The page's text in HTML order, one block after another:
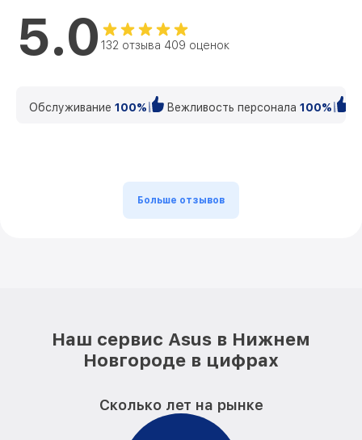
5.0 132 отзыва 409 оценок
Обслуживание 100% Вежливость персонала 100%
Больше отзывов
Наш сервис Asus в Нижнем
Новгороде в цифрах
Сколько лет на рынке